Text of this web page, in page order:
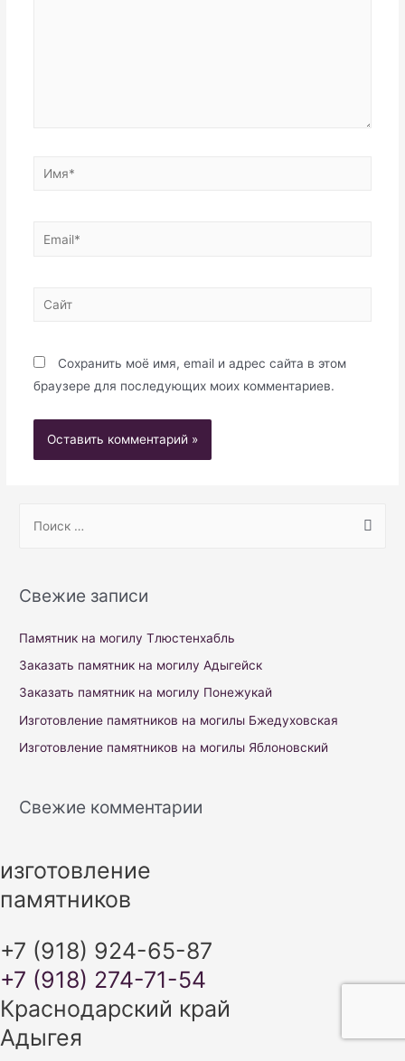
Имя*
Email*
Сайт
Сохранить моё имя, email и адрес сайта в этом
браузере для последующих моих комментариев.
r
h
f
o
Свежие записи
Памятник на могилу Тлюстенхабль
Заказать памятник на могилу Адыгейск
Заказать памятник на могилу Понежукай
Изготовление памятников на могилы Бжедуховская
Изготовление памятников на могилы Яблоновский
Свежие комментарии
изготовление
памятников
+7 (918) 924-65-87
+7 (918) 274-71-54
Краснодарский край
Адыгея